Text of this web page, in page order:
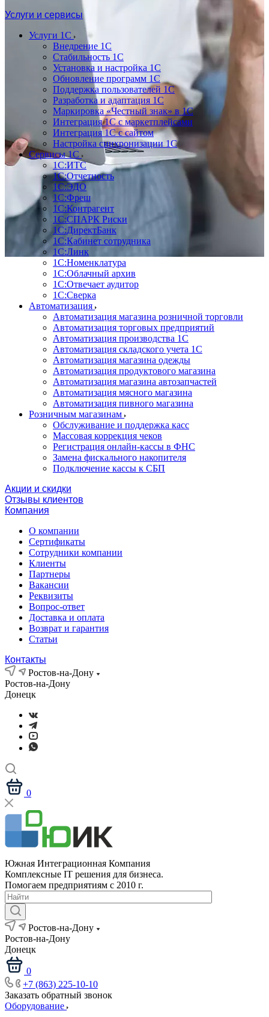
Услуги и сервисы
Услуги 1С
Внедрение 1С
Стабильность 1С
Установка и настройка 1С
Обновление программ 1С
Поддержка пользователей 1С
Разработка и адаптация 1С
Маркировка «Честный знак» в 1С
Интеграция 1С с маркетплейсами
Интеграция 1С с сайтом
Настройка синхронизации 1С
Сервисы 1С
1С:ИТС
1С:Отчетность
1С:ЭДО
1С:Фреш
1С:Контрагент
1С:CПАРК Риски
1С:ДиректБанк
1С:Кабинет сотрудника
1С:Линк
1С:Номенклатура
1С:Облачный архив
1С:Отвечает аудитор
1С:Сверка
Автоматизация
Автоматизация магазина розничной торговли
Автоматизация торговых предприятий
Автоматизация производства 1С
Автоматизация складского учета 1C
Автоматизация магазина одежды
Автоматизация продуктового магазина
Автоматизация магазина автозапчастей
Автоматизация мясного магазина
Автоматизация пивного магазина
Розничным магазинам
Обслуживание и поддержка касс
Массовая коррекция чеков
Регистрация онлайн-кассы в ФНС
Замена фискального накопителя
Подключение кассы к СБП
Акции и скидки
Отзывы клиентов
Компания
О компании
Сертификаты
Сотрудники компании
Клиенты
Партнеры
Вакансии
Реквизиты
Вопрос-ответ
Доставка и оплата
Возврат и гарантия
Статьи
Контакты
Ростов-на-Дону
Ростов-на-Дону
Донецк
0
Южная Интеграционная Компания
Комплексные IT решения для бизнеса.
Помогаем предприятиям с 2010 г.
Ростов-на-Дону
Ростов-на-Дону
Донецк
0
+7 (863) 225-10-10
Заказать обратный звонок
Оборудование